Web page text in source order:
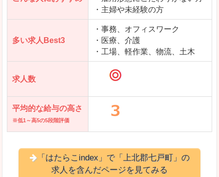
・主婦や未経験の方
多い求人Best3
・事務、オフィスワーク
・医療、介護
・工場、軽作業、物流、土木
求人数
平均的な給与の高さ
※低1～高5の5段階評価
「はたらこindex」で「上北郡七戸町」の
求人を含んだページを見てみる